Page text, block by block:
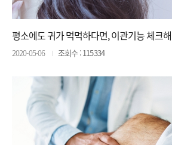
평소에도 귀가 먹먹하다면, 이관기능 체크
2020-05-06 조회수 : 115334